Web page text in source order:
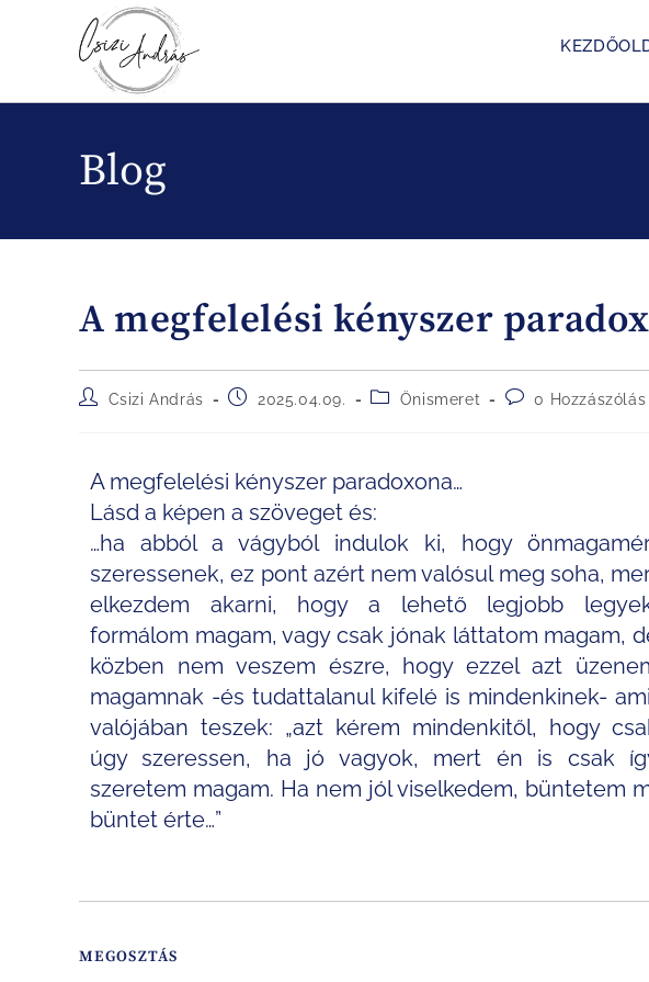
Blog
A megfelelési kényszer
Csizi András 2025.04.09. Önismeret 0 Hozzászólás
A megfelelési kényszer paradoxona…
Lásd a képen a szöveget és:
…ha abból a vágyból indulok ki, hogy
szeressenek, ez pont azért nem valósul meg soha,
elkezdem akarni, hogy a lehető legjobb
formálom magam, vagy csak jónak láttatom magam,
közben nem veszem észre, hogy ezzel azt
magamnak -és tudattalanul kifelé is mindenkinek-
valójában teszek: „azt kérem mindenkitől, hogy
úgy szeressen, ha jó vagyok, mert én is csak
szeretem magam. Ha nem jól viselkedem, büntetem
büntet érte…”
MEGOSZTÁS